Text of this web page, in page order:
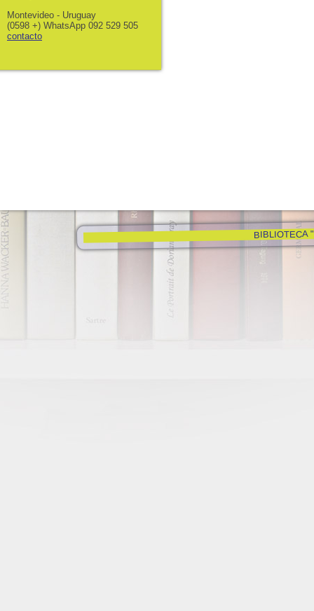
BIBLIOTECA
Montevideo - Uruguay
(0598 +) WhatsApp 092 529 505
contacto